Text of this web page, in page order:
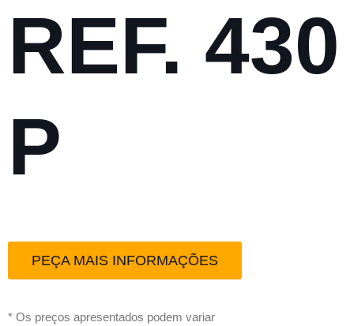
REF. 430
P
PEÇA MAIS INFORMAÇÕES
* Os preços apresentados podem variar